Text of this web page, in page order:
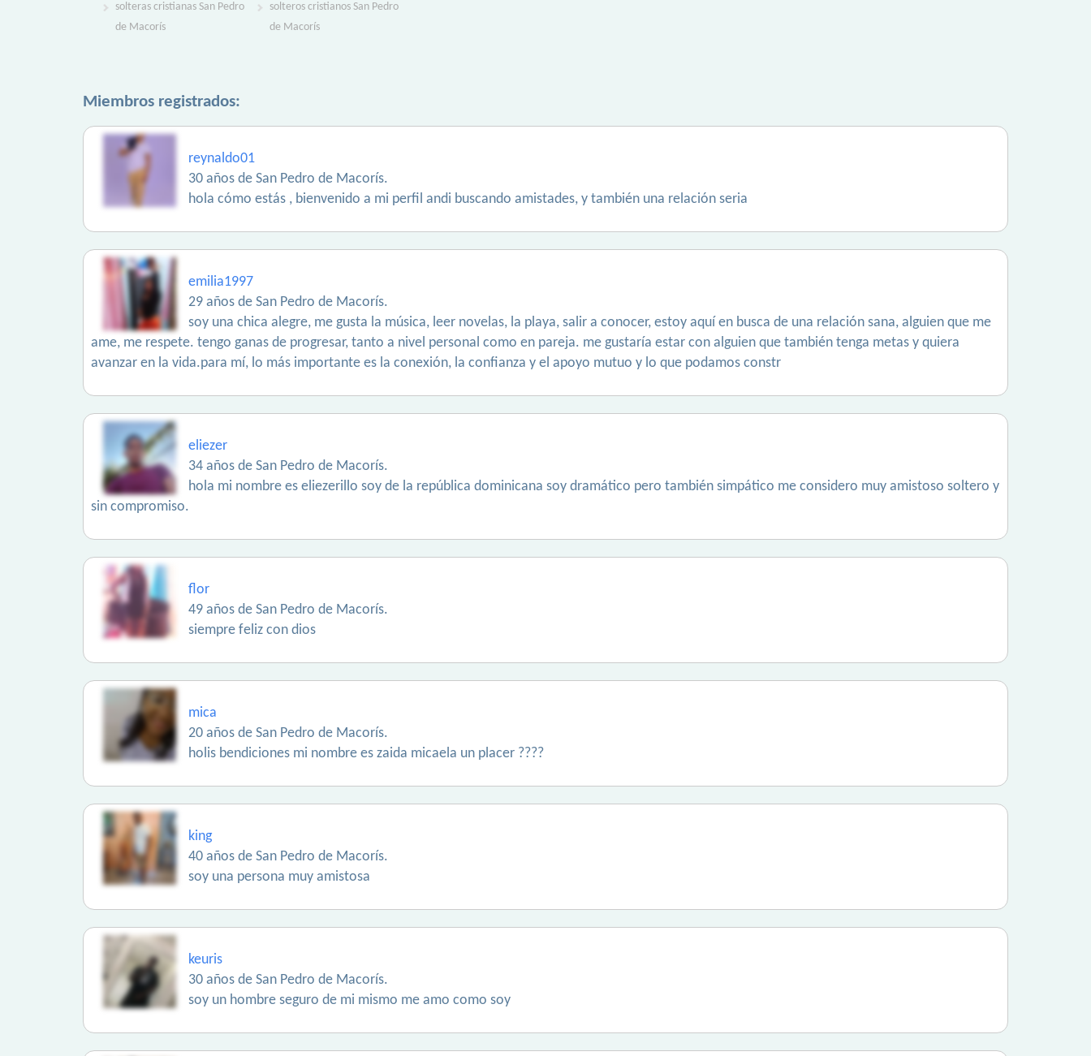
solteras cristianas San Pedro
de Macorís
solteros cristianos San Pedro
de Macorís
Miembros registrados:
reynaldo01
30 años de San Pedro de Macorís.
hola cómo estás , bienvenido a mi perfil andi buscando amistades, y también una relación seria
emilia1997
29 años de San Pedro de Macorís.
soy una chica alegre, me gusta la música, leer novelas, la playa, salir a conocer, estoy aquí en busca de una relación sana, alguien que me
ame, me respete. tengo ganas de progresar, tanto a nivel personal como en pareja. me gustaría estar con alguien que también tenga metas y quiera
avanzar en la vida.para mí, lo más importante es la conexión, la confianza y el apoyo mutuo y lo que podamos constr
eliezer
34 años de San Pedro de Macorís.
hola mi nombre es eliezerillo soy de la república dominicana soy dramático pero también simpático me considero muy amistoso soltero y
sin compromiso.
flor
49 años de San Pedro de Macorís.
siempre feliz con dios
mica
20 años de San Pedro de Macorís.
holis bendiciones mi nombre es zaida micaela un placer ????
king
40 años de San Pedro de Macorís.
soy una persona muy amistosa
keuris
30 años de San Pedro de Macorís.
soy un hombre seguro de mi mismo me amo como soy